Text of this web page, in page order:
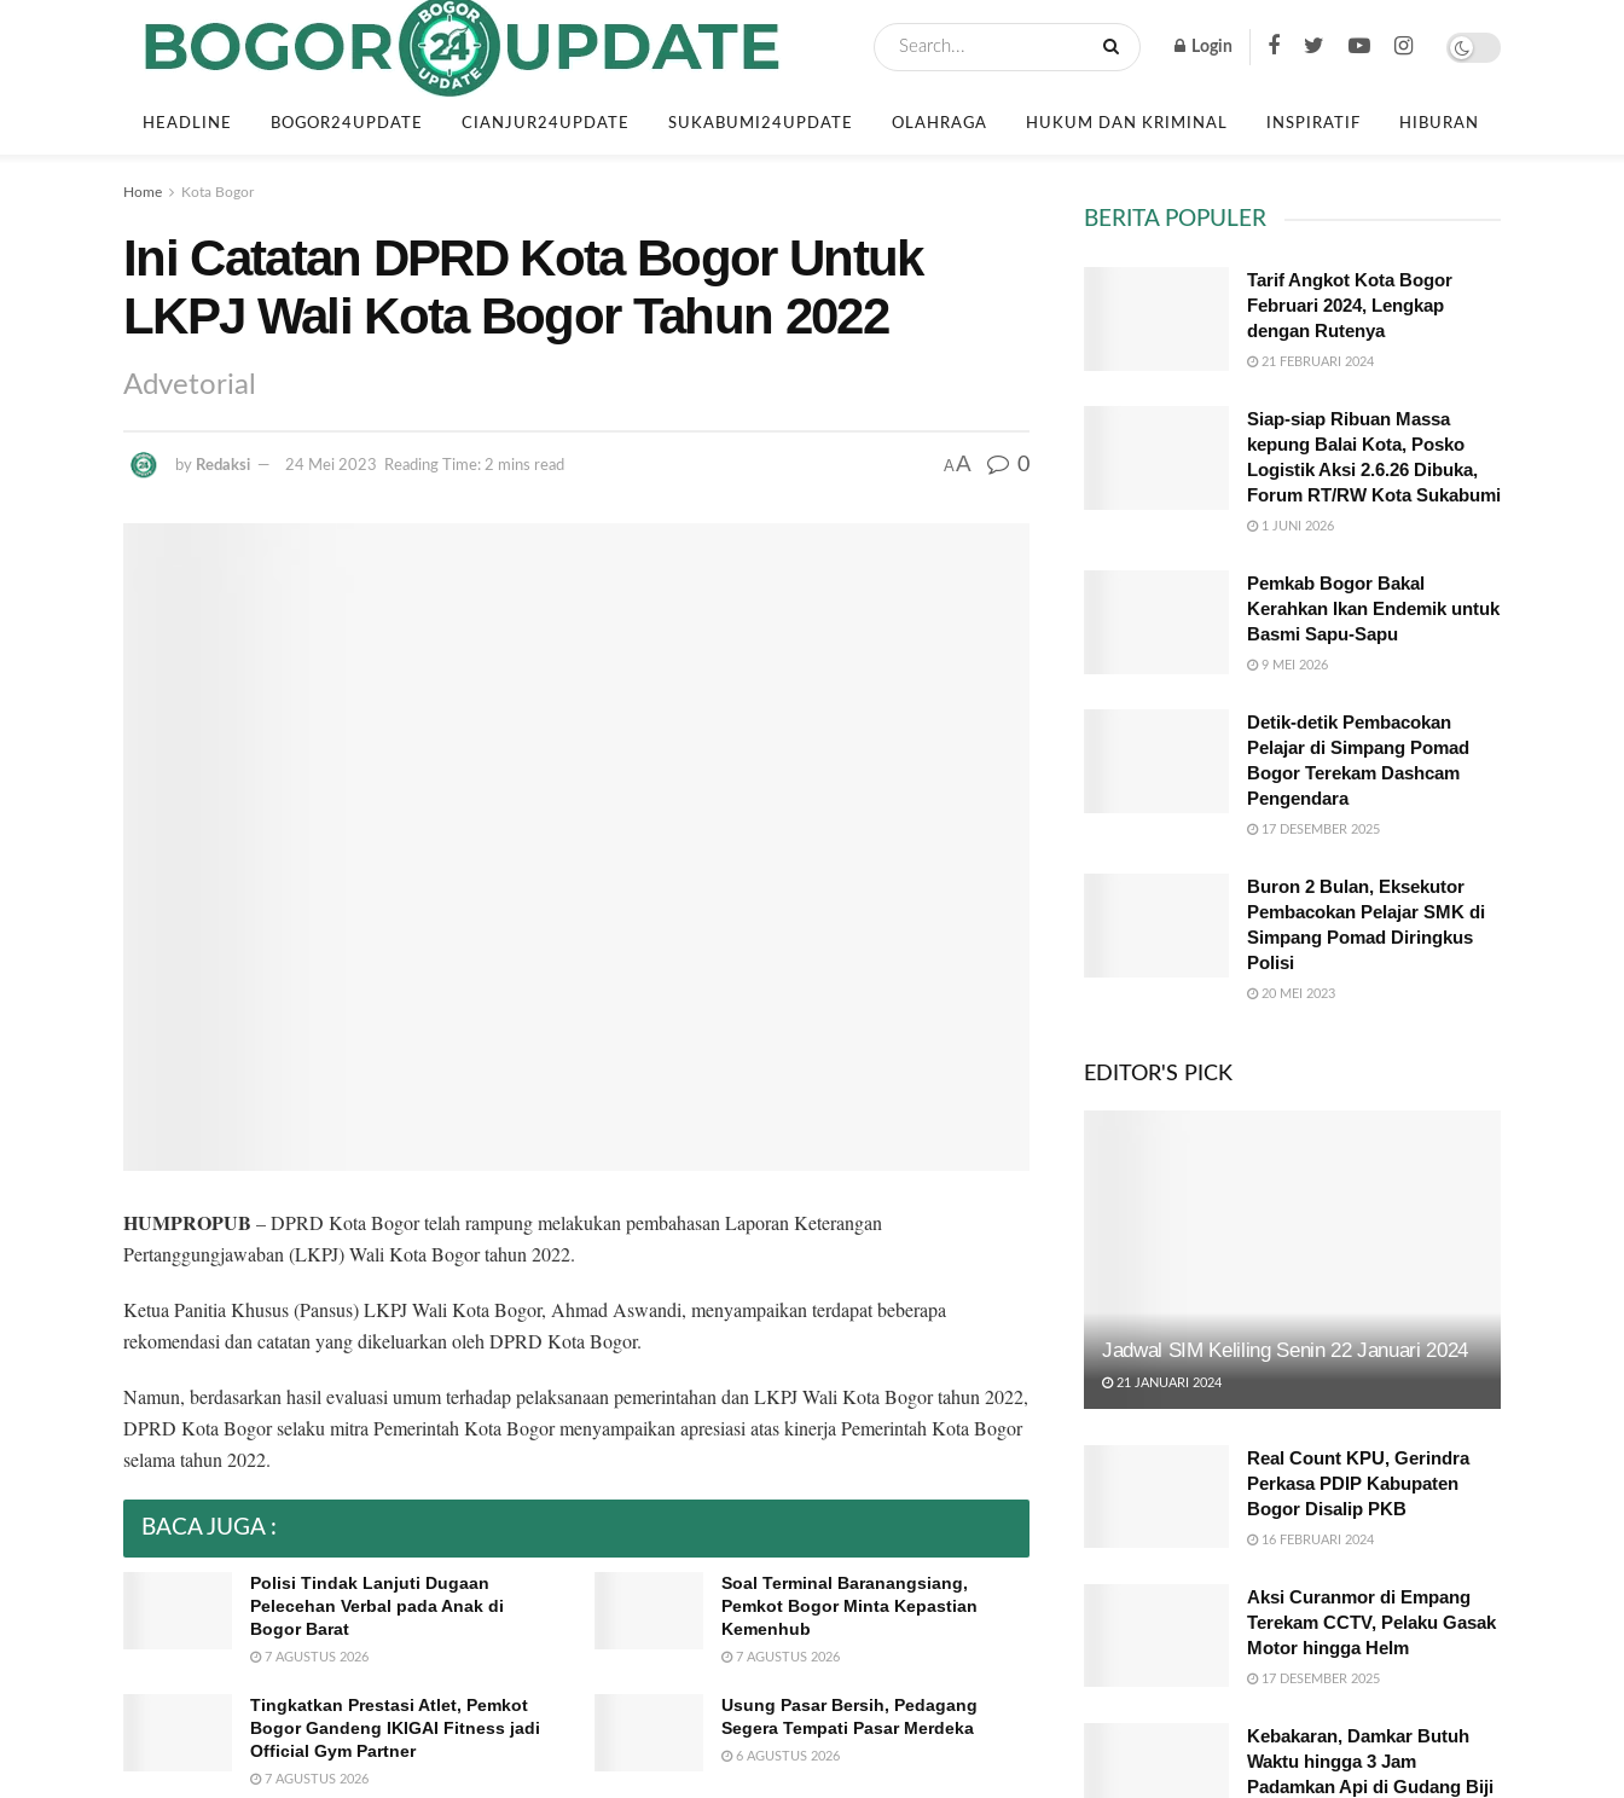
Login
HEADLINE BOGOR24UPDATE CIANJUR24UPDATE SUKABUMI24UPDATE OLAHRAGA HUKUM DAN KRIMINAL INSPIRATIF HIBURAN
Home Kota Bogor
Ini Catatan DPRD Kota Bogor Untuk
LKPJ Wali Kota Bogor Tahun 2022
Advetorial
by Redaksi 24 Mei 2023 Reading Time: 2 mins read AA 0
HUMPROPUB – DPRD Kota Bogor telah rampung melakukan pembahasan Laporan Keterangan
Pertanggungjawaban (LKPJ) Wali Kota Bogor tahun 2022.
Ketua Panitia Khusus (Pansus) LKPJ Wali Kota Bogor, Ahmad Aswandi, menyampaikan terdapat beberapa
rekomendasi dan catatan yang dikeluarkan oleh DPRD Kota Bogor.
Namun, berdasarkan hasil evaluasi umum terhadap pelaksanaan pemerintahan dan LKPJ Wali Kota Bogor tahun 2022,
DPRD Kota Bogor selaku mitra Pemerintah Kota Bogor menyampaikan apresiasi atas kinerja Pemerintah Kota Bogor
selama tahun 2022.
BACA JUGA :
Polisi Tindak Lanjuti Dugaan
Pelecehan Verbal pada Anak di
Bogor Barat
7 AGUSTUS 2026
Soal Terminal Baranangsiang,
Pemkot Bogor Minta Kepastian
Kemenhub
7 AGUSTUS 2026
Tingkatkan Prestasi Atlet, Pemkot
Bogor Gandeng IKIGAI Fitness jadi
Official Gym Partner
7 AGUSTUS 2026
Usung Pasar Bersih, Pedagang
Segera Tempati Pasar Merdeka
6 AGUSTUS 2026
BERITA POPULER
Tarif Angkot Kota Bogor
Februari 2024, Lengkap
dengan Rutenya
21 FEBRUARI 2024
Siap-siap Ribuan Massa
kepung Balai Kota, Posko
Logistik Aksi 2.6.26 Dibuka,
Forum RT/RW Kota Sukabumi
1 JUNI 2026
Pemkab Bogor Bakal
Kerahkan Ikan Endemik untuk
Basmi Sapu-Sapu
9 MEI 2026
Detik-detik Pembacokan
Pelajar di Simpang Pomad
Bogor Terekam Dashcam
Pengendara
17 DESEMBER 2025
Buron 2 Bulan, Eksekutor
Pembacokan Pelajar SMK di
Simpang Pomad Diringkus
Polisi
20 MEI 2023
EDITOR'S PICK
Jadwal SIM Keliling Senin 22 Januari 2024
21 JANUARI 2024
Real Count KPU, Gerindra
Perkasa PDIP Kabupaten
Bogor Disalip PKB
16 FEBRUARI 2024
Aksi Curanmor di Empang
Terekam CCTV, Pelaku Gasak
Motor hingga Helm
17 DESEMBER 2025
Kebakaran, Damkar Butuh
Waktu hingga 3 Jam
Padamkan Api di Gudang Biji